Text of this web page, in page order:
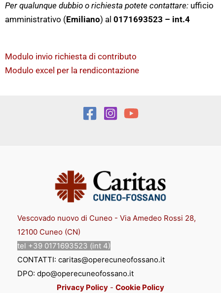
Per qualunque dubbio o richiesta potete contattare: ufficio
amministrativo (Emiliano) al 0171693523 – int.4
Modulo invio richiesta di contributo
Modulo excel per la rendicontazione
Vescovado nuovo di Cuneo - Via Amedeo Rossi 28,
12100 Cuneo (CN)
tel +39 0171693523 (int 4)
CONTATTI: caritas@operecuneofossano.it
DPO: dpo@operecuneofossano.it
Privacy Policy - Cookie Policy